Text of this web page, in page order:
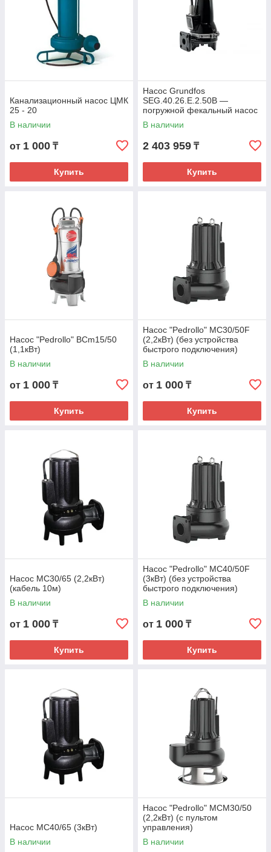
Канализационный насос ЦМК
25 - 20
В наличии
от 1 000 ₸
Купить
Насос Grundfos
SEG.40.26.E.2.50B —
погружной фекальный насос
В наличии
2 403 959 ₸
Купить
Насос "Pedrollo" BCm15/50
(1,1кВт)
В наличии
от 1 000 ₸
Купить
Насос "Pedrollo" MC30/50F
(2,2кВт) (без устройства
быстрого подключения)
В наличии
от 1 000 ₸
Купить
Насос MC30/65 (2,2кВт)
(кабель 10м)
В наличии
от 1 000 ₸
Купить
Насос "Pedrollo" MC40/50F
(3кВт) (без устройства
быстрого подключения)
В наличии
от 1 000 ₸
Купить
Насос MC40/65 (3кВт)
В наличии
Насос "Pedrollo" MCM30/50
(2,2кВт) (с пультом
управления)
В наличии